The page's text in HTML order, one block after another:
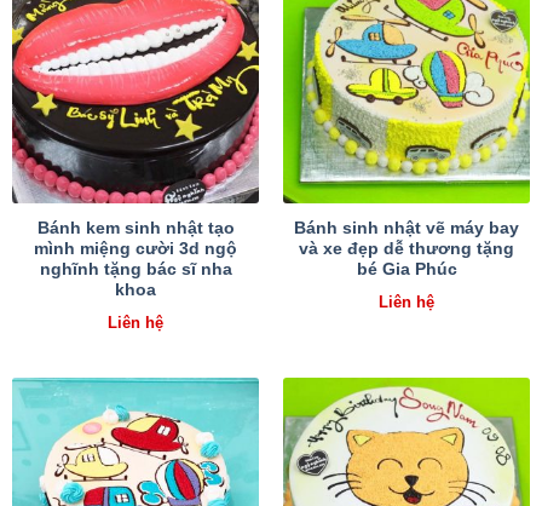
Bánh kem sinh nhật tạo
mình miệng cười 3d ngộ
nghĩnh tặng bác sĩ nha
khoa
Liên hệ
Bánh sinh nhật vẽ máy bay
và xe đẹp dễ thương tặng
bé Gia Phúc
Liên hệ